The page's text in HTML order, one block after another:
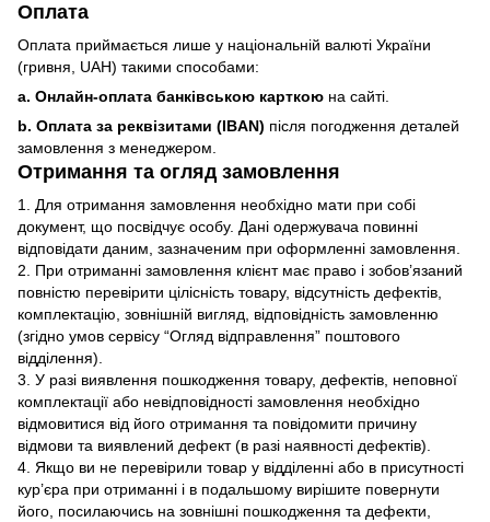
Оплата
Оплата приймається лише у національній валюті України
(гривня, UAH) такими способами:
a. Онлайн-оплата банківською карткою на сайті.
b. Оплата за реквізитами (IBAN) після погодження деталей
замовлення з менеджером.
Отримання та огляд замовлення
1. Для отримання замовлення необхідно мати при собі
документ, що посвідчує особу. Дані одержувача повинні
відповідати даним, зазначеним при оформленні замовлення.
2. При отриманні замовлення клієнт має право і зобов’язаний
повністю перевірити цілісність товару, відсутність дефектів,
комплектацію, зовнішній вигляд, відповідність замовленню
(згідно умов сервісу “Огляд відправлення” поштового
відділення).
3. У разі виявлення пошкодження товару, дефектів, неповної
комплектації або невідповідності замовлення необхідно
відмовитися від його отримання та повідомити причину
відмови та виявлений дефект (в разі наявності дефектів).
4. Якщо ви не перевірили товар у відділенні або в присутності
кур’єра при отриманні і в подальшому вирішите повернути
його, посилаючись на зовнішні пошкодження та дефекти,